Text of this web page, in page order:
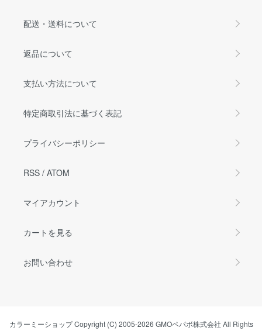
配送・送料について
返品について
支払い方法について
特定商取引法に基づく表記
プライバシーポリシー
RSS / ATOM
マイアカウント
カートを見る
お問い合わせ
カラーミーショップCopyright (C) 2005-2026 GMOペパボ株式会社 All Rights